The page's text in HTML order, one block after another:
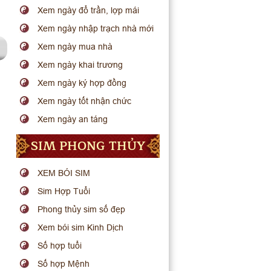
Xem ngày đổ trần, lợp mái
Xem ngày nhập trạch nhà mới
Xem ngày mua nhà
Xem ngày khai trương
Xem ngày ký hợp đồng
Xem ngày tốt nhận chức
Xem ngày an táng
SIM PHONG THỦY
XEM BÓI SIM
Sim Hợp Tuổi
Phong thủy sim số đẹp
Xem bói sim Kinh Dịch
Số hợp tuổi
Số hợp Mệnh